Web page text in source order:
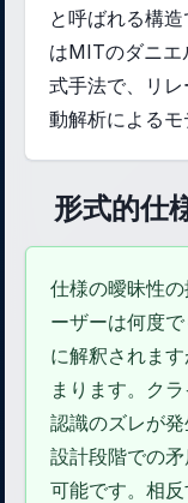
と呼ばれる構
はMITのダニエ
式手法で、リ
動解析によるモ
形式的仕
仕様の曖昧性
ーザーは何度
に解釈されま
まります。ク
認識のズレが発
設計段階での
可能です。相反